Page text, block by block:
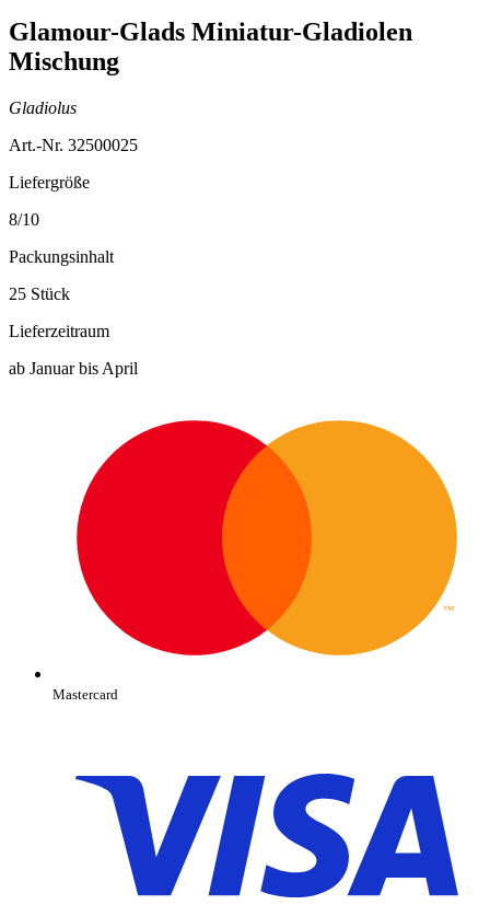
Glamour-Glads Miniatur-Gladiolen
Mischung
Gladiolus
Art.-Nr. 32500025
Liefergröße
8/10
Packungsinhalt
25 Stück
Lieferzeitraum
ab Januar bis April
Mastercard